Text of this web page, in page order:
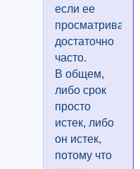
если ее
просматривают
достаточно
часто.
В общем,
либо срок
просто
истек, либо
он истек,
потому что